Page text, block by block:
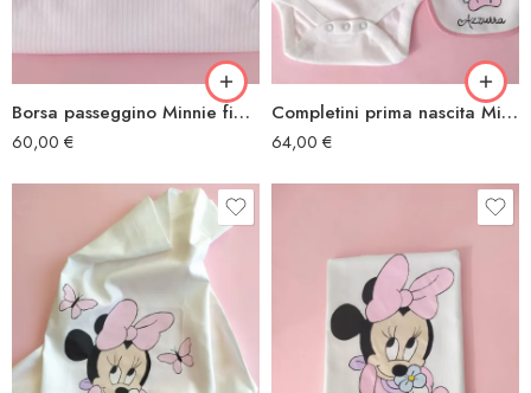
Borsa passeggino Minnie fiore
60,00 €
Completini prima nascita Minnie fiore
64,00 €